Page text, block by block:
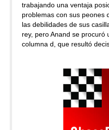
trabajando una ventaja
problemas con sus peones
las debilidades de sus
rey, pero Anand se procuró
columna d, que resultó